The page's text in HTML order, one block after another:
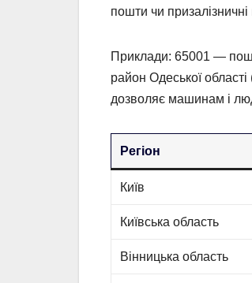
пошти чи
Приклади: 65001 —
район Одеської
дозволяє машинам і
Регіон
Київ
Київська область
Вінницька область